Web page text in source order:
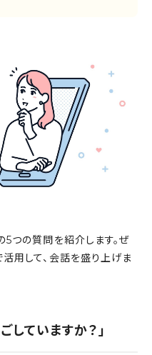
5つの質問を紹介します。ぜ
用して、会話を盛り上げま
していますか？」